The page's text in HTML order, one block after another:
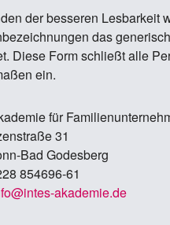
der besseren Lesbarkeit
das
Diese Form schließt alle
ein.
für
31
Bad Go­des­berg
854696-61
aka­de­mie.de